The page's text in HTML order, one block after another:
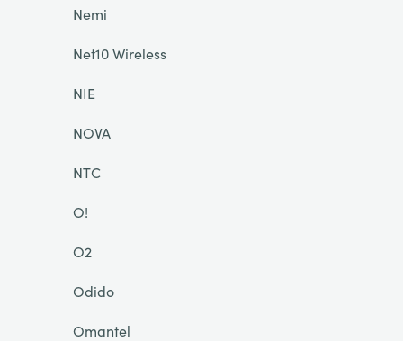
Nemi
Net10 Wireless
NIE
NOVA
NTC
O!
O2
Odido
Omantel